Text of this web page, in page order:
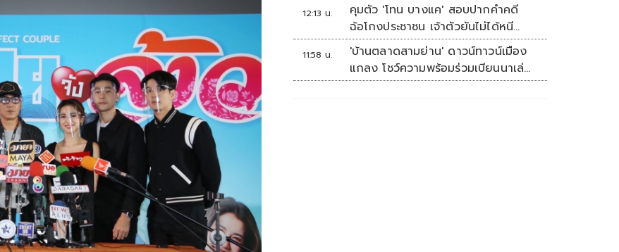
12:13 น.
คุมตัว 'โทน บางแค' สอบปากคำคดี
ฉ้อโกงประชาชน เจ้าตัวยันไม่ได้หนี
พร้อมสู้คดี
11:58 น.
'บ้านตลาดสามย่าน' ดาวน์ทาวน์เมือง
แกลง โชว์ความพร้อมร่วมเบียนนาเล่
ระยอง